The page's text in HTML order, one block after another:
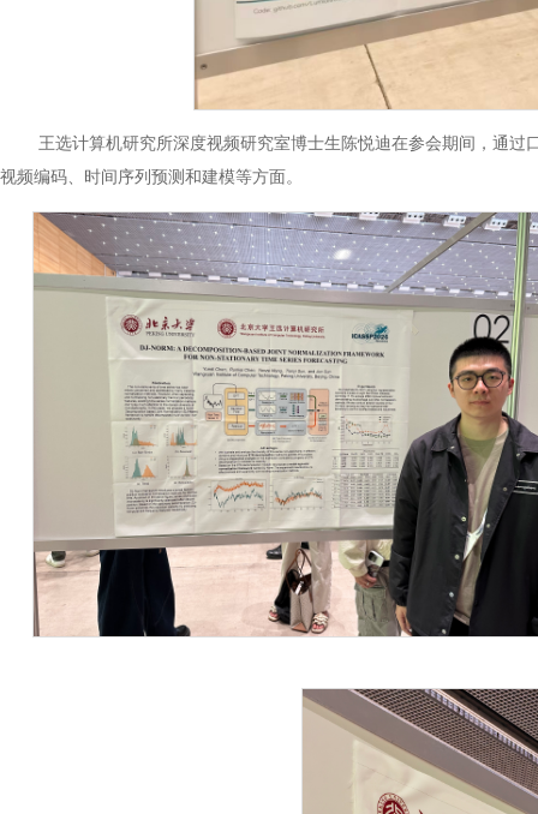
王选计算机研究所深度视频研究室博士生陈悦迪在参会期间，通过
视频编码、时间序列预测和建模等方面。